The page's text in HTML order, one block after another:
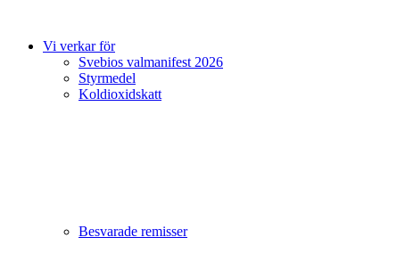
Vi verkar för
Svebios valmanifest 2026
Styrmedel
Koldioxidskatt
Besvarade remisser